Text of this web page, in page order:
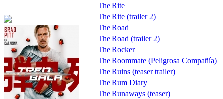
The Rite
The Rite (trailer 2)
The Road
The Road (trailer 2)
The Rocker
The Roommate (Peligrosa Compañía)
The Ruins (teaser trailer)
The Rum Diary
The Runaways (teaser)